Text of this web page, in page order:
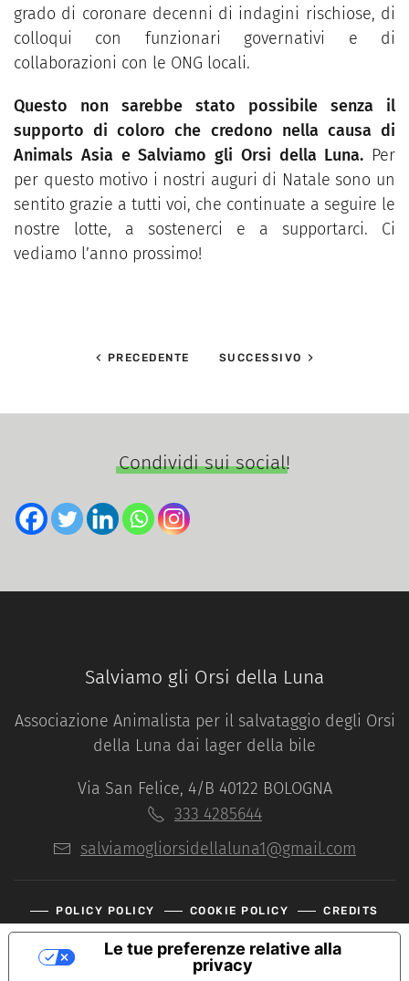
grado di coronare decenni di indagini rischiose, di
colloqui con funzionari governativi e di
collaborazioni con le ONG locali.
Questo non sarebbe stato possibile senza il
supporto di coloro che credono nella causa di
Animals Asia e Salviamo gli Orsi della Luna. Per
per questo motivo i nostri auguri di Natale sono un
sentito grazie a tutti voi, che continuate a seguire le
nostre lotte, a sostenerci e a supportarci. Ci
vediamo l’anno prossimo!
PRECEDENTE SUCCESSIVO
Condividi sui social!
Salviamo gli Orsi della Luna
Associazione Animalista per il salvataggio degli Orsi
della Luna dai lager della bile
Via San Felice, 4/B 40122 BOLOGNA
333 4285644
salviamogliorsidellaluna1@gmail.com
POLICY POLICY COOKIE POLICY CREDITS
Le tue preferenze relative alla
privacy